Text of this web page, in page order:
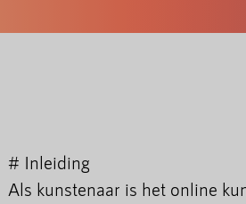
# Inleiding
Als kunstenaar is het online